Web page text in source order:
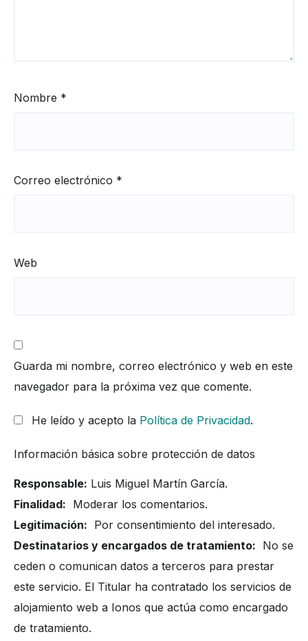
Nombre *
Correo electrónico *
Web
Guarda mi nombre, correo electrónico y web en este
navegador para la próxima vez que comente.
He leído y acepto la Política de Privacidad.
Información básica sobre protección de datos
Responsable: Luis Miguel Martín García.
Finalidad: Moderar los comentarios.
Legitimación: Por consentimiento del interesado.
Destinatarios y encargados de tratamiento: No se
ceden o comunican datos a terceros para prestar
este servicio. El Titular ha contratado los servicios de
alojamiento web a Ionos que actúa como encargado
de tratamiento.